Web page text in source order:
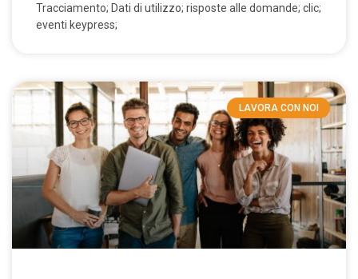
Tracciamento; Dati di utilizzo; risposte alle domande; clic;
eventi keypress;
LAVORA CON NOI